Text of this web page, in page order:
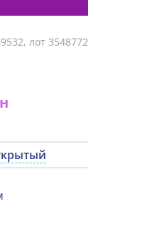
лот 3548772